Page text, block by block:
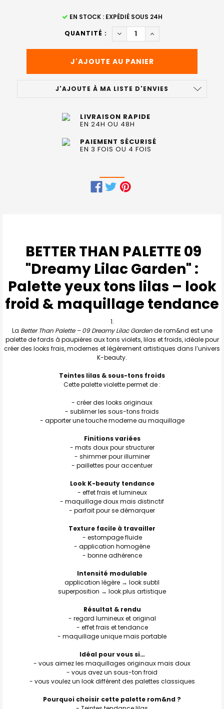
EN STOCK : EXPÉDIÉ SOUS 24H
QUANTITÉ :
DIMINUER LA QUANTITÉ DE
AUGMENTER LA
J'AJOUTE À MA LISTE D'ENVIES
LIVRAISON RAPIDE
EN 24H OU 48H
PAIEMENT SÉCURISÉ
EN 3 FOIS OU 4 FOIS
TOUT
SELECTIONNER
J'AJOUTE
LA
SÉLECTION
AU PANIER
BETTER THAN PALETTE 09
"Dreamy Lilac Garden" :
Palette yeux tons lilas – look
froid & maquillage tendance
La Better Than Palette – 09 Dreamy Lilac Gardende rom&nd est une
palette de fards à paupières aux tons violets, lilas et froids, idéale pour
créer des looks frais, modernes et légèrement artistiques dans l’univers
K-beauty.
Teintes lilas & sous-tons froids
Cette palette violette permet de :
- créer des looks originaux
- sublimer les sous-tons froids
- apporter une touche moderne au maquillage
Finitions variées
- mats doux pour structurer
- shimmer pour illuminer
- paillettes pour accentuer
Look K-beauty tendance
- effet frais et lumineux
- maquillage doux mais distinctif
- parfait pour se démarquer
Texture facile à travailler
- estompage fluide
- application homogène
- bonne adhérence
Intensité modulable
application légère → look subtil
superposition → look plus artistique
Résultat & rendu
- regard lumineux et original
- effet frais et tendance
- maquillage unique mais portable
Idéal pour vous si…
- vous aimez les maquillages originaux mais doux
- vous avez un sous-ton froid
- vous voulez un look différent des palettes classiques
Pourquoi choisir cette palette rom&nd ?